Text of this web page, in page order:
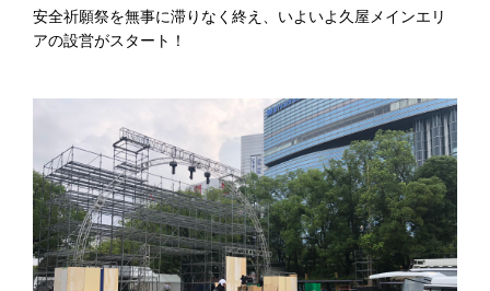
安全祈願祭を無事に滞りなく終え、いよいよ久屋メインエリ
アの設営がスタート！